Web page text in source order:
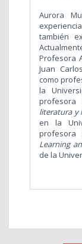
Aurora
también
Profesora
Juan
como
la
profesora
literatura y
en la
Learning
de la